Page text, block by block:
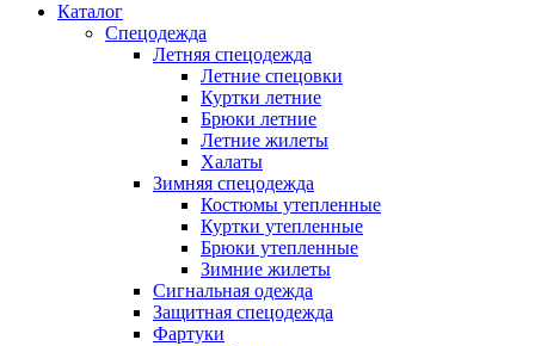
Каталог
Спецодежда
Летняя спецодежда
Летние спецовки
Куртки летние
Брюки летние
Летние жилеты
Халаты
Зимняя спецодежда
Костюмы утепленные
Куртки утепленные
Брюки утепленные
Зимние жилеты
Сигнальная одежда
Защитная спецодежда
Фартуки